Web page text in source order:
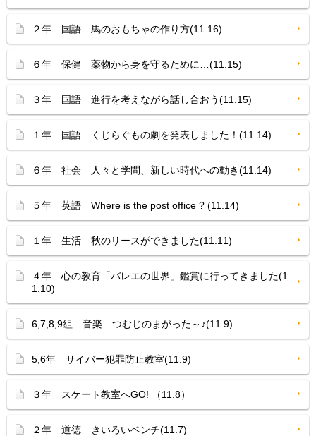
２年 国語 馬のおもちゃの作り方(11.16)
６年 保健 薬物から身を守るために…(11.15)
３年 国語 進行を考えながら話し合おう(11.15)
１年 国語 くじらぐもの劇を発表しました！(11.14)
６年 社会 人々と学問、新しい時代への動き(11.14)
５年 英語 Where is the post office ? (11.14)
１年 生活 秋のリースができました(11.11)
４年 心の教育「バレエの世界」鑑賞に行ってきました(1
1.10)
6,7,8,9組 音楽 つむじのまがった～♪(11.9)
5,6年 サイバー犯罪防止教室(11.9)
３年 スケート教室へGO! （11.8）
２年 道徳 きいろいベンチ(11.7)